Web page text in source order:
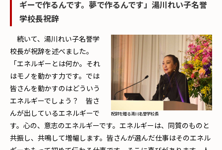
ギーで作るんです。夢で作るんです」湯川れい子名誉
学校長祝辞
祝辞を贈る湯川名誉学校長
続いて、湯川れい子名誉学
校長が祝辞を述べました。
「エネルギーとは何か。それ
はモノを動かす力です。では
皆さんを動かすのはどういう
エネルギーでしょう？ 皆さ
んが出しているエネルギーで
す。心の、意志のエネルギーです。エネルギーは、同質のものと
共振し、共鳴して増幅します。皆さんが選んだ仕事はそのエネル